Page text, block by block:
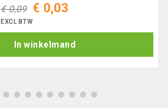
€ 0,09 € 0,03
EXCL BTW
In winkelmand
4 5 6 7 8 9 10 11 12